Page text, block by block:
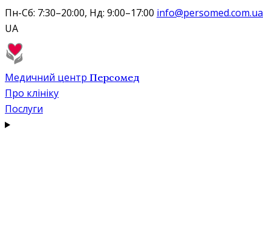
Пн-Сб: 7:30–20:00, Нд: 9:00–17:00 info@persomed.com.ua
UA
Медичний центр Персомед
Про клініку
Послуги